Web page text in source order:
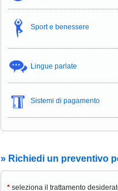
Sport e benessere
Lingue parlate
Sistemi di pagamento
» Richiedi un preventivo
*seleziona il trattamento